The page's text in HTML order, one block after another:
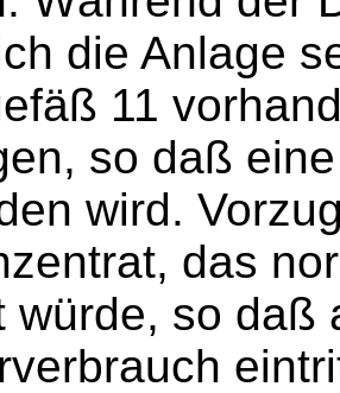
die Anlage
11
so daß
wird.
das
würde, so daß